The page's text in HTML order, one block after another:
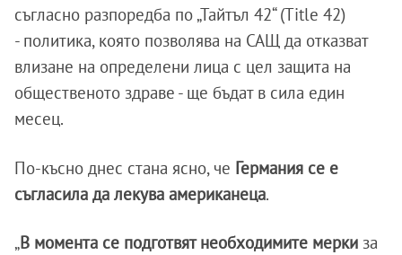
съгласно разпоредба по „Тайтъл 42“ (Title 42)
- политика, която позволява на САЩ да отказват
влизане на определени лица с цел защита на
общественото здраве - ще бъдат в сила един
месец.
По-късно днес стана ясно, че Германия се е
съгласила да лекува американеца.
„В момента се подготвят необходимите мерки за